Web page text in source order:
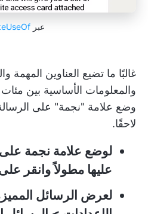
عبر
غالبًا ما تضيع العناوين المهمة
والمعلومات الأساسية بين
وضع علامة "نجمة" على
لاحقًا.
لوضع علامة نجمة
عليها مطولاً وانقر
لعرض الرسائل